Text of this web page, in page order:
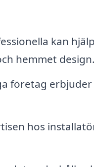
kan
hemmet design.
företag
hos